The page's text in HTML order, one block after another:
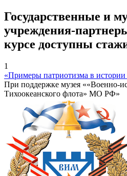
Государственные и
учреждения-
курсе доступны
1
«Примеры патриотизма в истории
При поддержке музея ««Военно-
Тихоокеанского флота» МО РФ»